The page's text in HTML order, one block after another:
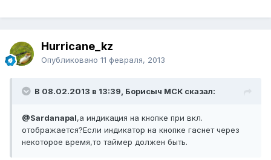
Hurricane_kz
Опубликовано 11 февраля, 2013
В 08.02.2013 в 13:39, Борисыч МСК сказал:
@Sardanapal,а индикация на кнопке при вкл.
отображается?Если индикатор на кнопке гаснет через
некоторое время,то таймер должен быть.